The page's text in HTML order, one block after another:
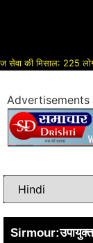
मिसाल: 225 लोगों का
Advertisements
Sirmour:उपायुक्त